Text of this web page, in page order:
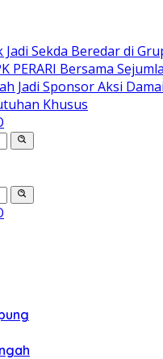
Sekda Beredar di
PERARI Bersama
Jadi Sponsor Aksi
Khusus